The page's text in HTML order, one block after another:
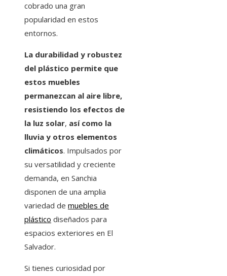
cobrado una gran
popularidad en estos
entornos.
La durabilidad y robustez
del plástico permite que
estos muebles
permanezcan al aire libre,
resistiendo los efectos de
la luz solar, así como la
lluvia y otros elementos
climáticos. Impulsados por
su versatilidad y creciente
demanda, en Sanchia
disponen de una amplia
variedad de muebles de
plástico diseñados para
espacios exteriores en El
Salvador.
Si tienes curiosidad por